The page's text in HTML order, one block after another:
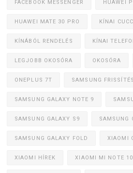
FACEBOOK MESSENGER HUAWEI
HUAWEI MATE 30 PRO KÍNAI
KÍNÁBÓL RENDELÉS KÍNAI
LEGJOBB OKOSÓRA OKOSÓRA
ONEPLUS 7T SAMSUNG FRISSÍTÉS
SAMSUNG GALAXY NOTE 9
SAMSUNG GALAXY S9 SAMSUNG
SAMSUNG GALAXY FOLD XIAOMI
XIAOMI HÍREK XIAOMI MI NOTE 10